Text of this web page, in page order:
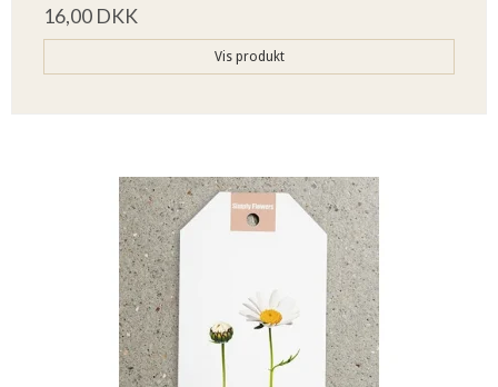
16,00 DKK
Vis produkt